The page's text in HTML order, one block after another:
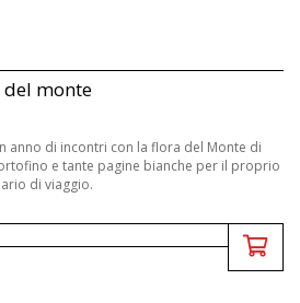
monte
anno di incontri con la flora del Monte di
e tante pagine bianche per il proprio
di viaggio.